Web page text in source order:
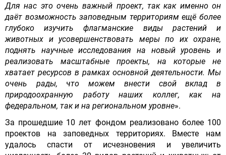
Для нас это очень важный проект, так как именно он
даёт возможность заповедным территориям ещё более
глубоко изучить флагманские виды растений и
животных и усовершенствовать меры по их охране,
поднять научные исследования на новый уровень и
реализовать масштабные проекты, на которые не
хватает ресурсов в рамках основной деятельности. Мы
очень рады, что можем внести свой вклад в
природоохранную работу наших коллег, как на
федеральном, так и на региональном уровне».
За прошедшие 10 лет фондом реализовано более 100
проектов на заповедных территориях. Вместе нам
удалось спасти от исчезновения и увеличить